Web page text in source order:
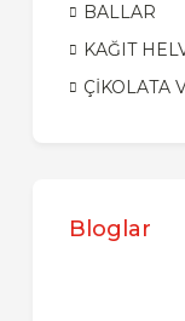
BALLAR
KAĞIT
ÇİKOLATA
Bloglar